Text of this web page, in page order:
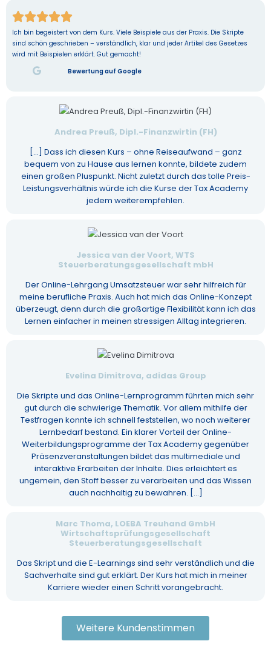

Ich bin begeistert von dem Kurs. Viele Beispiele aus der Praxis. Die Skripte
sind schön geschrieben – verständlich, klar und jeder Artikel des Gesetzes
wird mit Beispielen erklärt. Gut gemacht!
Bewertung auf Google
Andrea Preuß, Dipl.-Finanzwirtin (FH)
[...] Dass ich diesen Kurs – ohne Reiseaufwand – ganz
bequem von zu Hause aus lernen konnte, bildete zudem
einen großen Pluspunkt. Nicht zuletzt durch das tolle Preis-
Leistungsverhältnis würde ich die Kurse der Tax Academy
jedem weiterempfehlen.
Jessica van der Voort, WTS
Steuerberatungsgesellschaft mbH
Der Online-Lehrgang Umsatzsteuer war sehr hilfreich für
meine berufliche Praxis. Auch hat mich das Online-Konzept
überzeugt, denn durch die großartige Flexibilität kann ich das
Lernen einfacher in meinen stressigen Alltag integrieren.
Evelina Dimitrova, adidas Group
Die Skripte und das Online-Lernprogramm führten mich sehr
gut durch die schwierige Thematik. Vor allem mithilfe der
Testfragen konnte ich schnell feststellen, wo noch weiterer
Lernbedarf bestand. Ein klarer Vorteil der Online-
Weiterbildungsprogramme der Tax Academy gegenüber
Präsenzveranstaltungen bildet das multimediale und
interaktive Erarbeiten der Inhalte. Dies erleichtert es
ungemein, den Stoff besser zu verarbeiten und das Wissen
auch nachhaltig zu bewahren. [...]
Marc Thoma, LOEBA Treuhand GmbH
Wirtschaftsprüfungsgesellschaft
Steuerberatungsgesellschaft
Das Skript und die E-Learnings sind sehr verständlich und die
Sachverhalte sind gut erklärt. Der Kurs hat mich in meiner
Karriere wieder einen Schritt vorangebracht.
Weitere Kundenstimmen